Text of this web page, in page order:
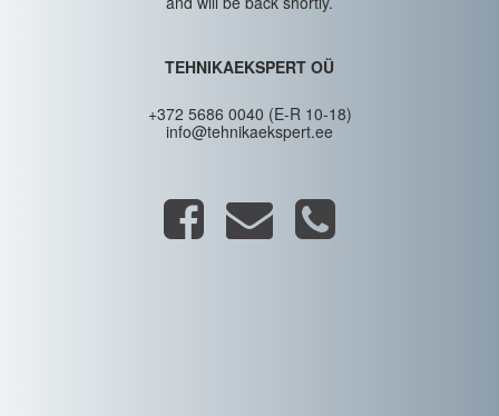
TEHNIKAEKSPERT OÜ
+372 5686 0040 (E-R 10-18)
info@tehnikaekspert.ee